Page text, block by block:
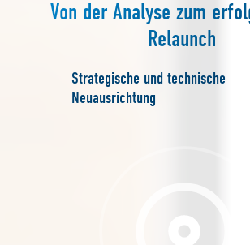
Von der Analyse zum
Relaunch
Strategische und technische
Neuausrichtung